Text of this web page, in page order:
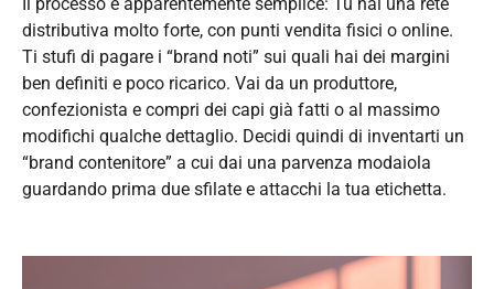
distributiva molto forte, con punti vendita fisici o online.
Ti stufi di pagare i “brand noti” sui quali hai dei margini
ben definiti e poco ricarico. Vai da un produttore,
confezionista e compri dei capi già fatti o al massimo
modifichi qualche dettaglio. Decidi quindi di inventarti un
“brand contenitore” a cui dai una parvenza modaiola
guardando prima due sfilate e attacchi la tua etichetta.